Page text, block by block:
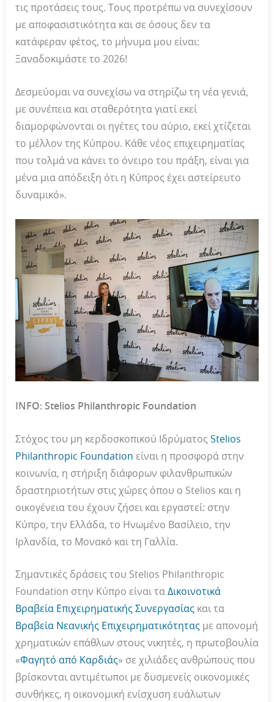
τις προτάσεις τους. Τους προτρέπω να συνεχίσουν
με αποφασιστικότητα και σε όσους δεν τα
κατάφεραν φέτος, το μήνυμα μου είναι:
Ξαναδοκιμάστε το 2026!
Δεσμεύομαι να συνεχίσω να στηρίζω τη νέα γενιά,
με συνέπεια και σταθερότητα γιατί εκεί
διαμορφώνονται οι ηγέτες του αύριο, εκεί χτίζεται
το μέλλον της Κύπρου. Κάθε νέος επιχειρηματίας
που τολμά να κάνει το όνειρο του πράξη, είναι για
μένα μια απόδειξη ότι η Κύπρος έχει αστείρευτο
δυναμικό».
INFO: Stelios Philanthropic Foundation
Στόχος του μη κερδοσκοπικού Ιδρύματος Stelios
Philanthropic Foundation είναι η προσφορά στην
κοινωνία, η στήριξη διάφορων φιλανθρωπικών
δραστηριοτήτων στις χώρες όπου o Stelios και η
οικογένεια του έχουν ζήσει και εργαστεί: στην
Κύπρο, την Ελλάδα, το Ηνωμένο Βασίλειο, την
Ιρλανδία, το Μονακό και τη Γαλλία.
Σημαντικές δράσεις του Stelios Philanthropic
Foundation στην Κύπρο είναι ταΔικοινοτικά
Βραβεία Επιχειρηματικής Συνεργασίαςκαι τα
Βραβεία Νεανικής Επιχειρηματικότηταςμε απονομή
χρηματικών επάθλων στους νικητές, η πρωτοβουλία
«Φαγητό από Καρδιάς» σε χιλιάδες ανθρώπους που
βρίσκονται αντιμέτωποι με δυσμενείς οικονομικές
συνθήκες, η οικονομική ενίσχυση ευάλωτων